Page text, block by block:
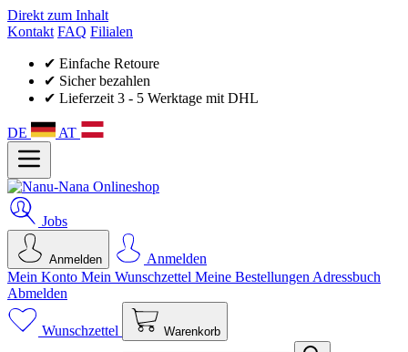
Direkt zum Inhalt
Kontakt FAQ Filialen
✔ Einfache Retoure
✔ Sicher bezahlen
✔ Lieferzeit 3 - 5 Werktage mit DHL
DE AT
Jobs
Anmelden
Anmelden
Mein Konto Mein Wunsch­zettel Meine Bestellungen Adressbuch
Abmelden
Wunschzettel Warenkorb